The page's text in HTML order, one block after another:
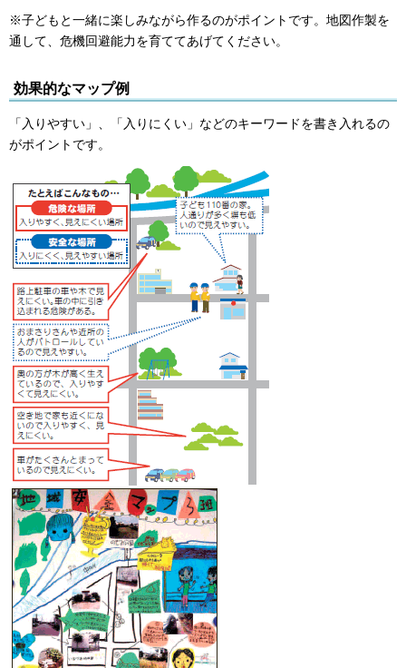
※子どもと一緒に楽しみながら作るのがポイントです。地図作製を
通して、危機回避能力を育ててあげてください。
効果的なマップ例
「入りやすい」、「入りにくい」などのキーワードを書き入れるの
がポイントです。